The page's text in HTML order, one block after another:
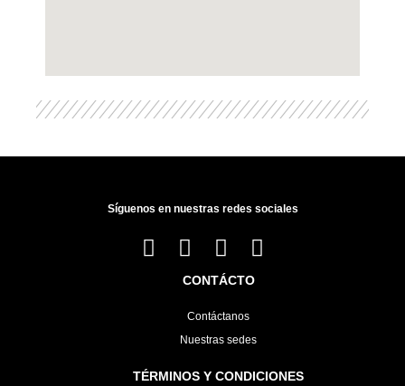
Síguenos en nuestras redes sociales
CONTÁCTO
Contáctanos
Nuestras sedes
TÉRMINOS Y CONDICIONES